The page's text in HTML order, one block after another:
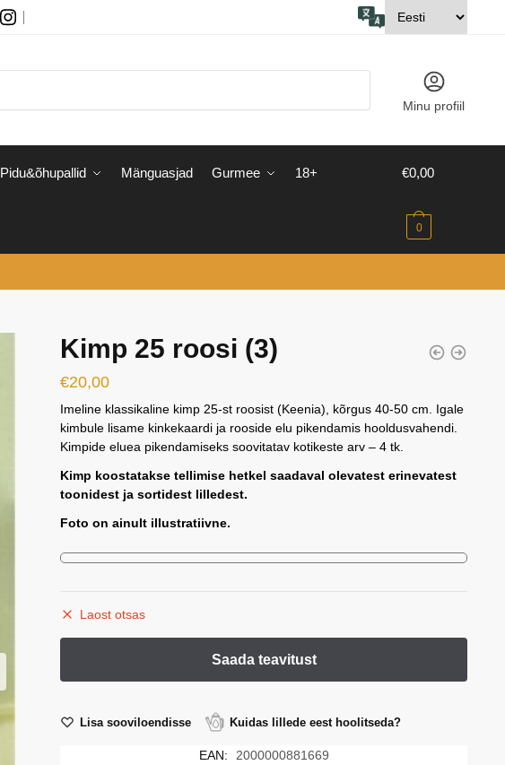
Minu profiil
Pidu&õhupallid Mänguasjad Gurmee 18+ €0,00
0
Kimp 25 roosi (3)
€20,00
Imeline klassikaline kimp 25-st roosist (Keenia), kõrgus 40-50 cm. Igale
kimbule lisame kinkekaardi ja rooside elu pikendamis hooldusvahendi.
Kimpide eluea pikendamiseks soovitatav kotikeste arv – 4 tk.
Kimp koostatakse tellimise hetkel saadaval olevatest erinevatest
toonidest ja sortidest lilledest.
Foto on ainult illustratiivne.
Laost otsas
Lisa sooviloendisse Kuidas lillede eest hoolitseda?
EAN: 2000000881669